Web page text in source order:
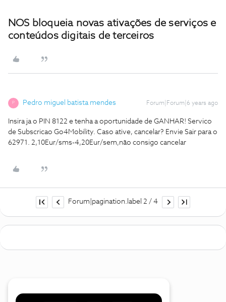
NOS bloqueia novas ativações de serviços e
conteúdos digitais de terceiros
P Pedro miguel batista mendes Forum|Forum|6 years ago
Insira ja o PIN 8122 e tenha a oportunidade de GANHAR! Servico
de Subscricao Go4Mobility. Caso ative, cancelar? Envie Sair para o
62971. 2,10Eur/sms-4,20Eur/sem,não consigo cancelar
Forum|pagination.label 2 / 4